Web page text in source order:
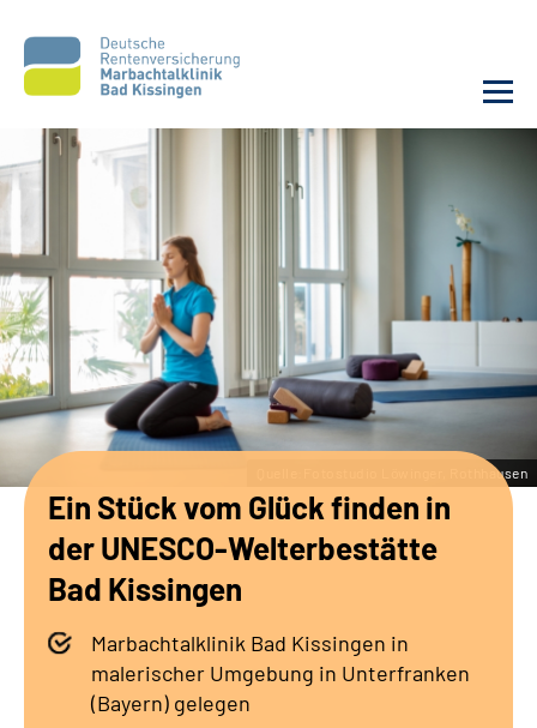
Unsere Klinik
Unsere Angebote
Service
Karriere
Sozialdienste & Zuweisende
Suche
Gebärdensprache
Ein Stück vom Glück finden in
der UNESCO-Welterbestätte
Bad Kissingen
Marbachtalklinik Bad Kissingen in
malerischer Umgebung in Unterfranken
(Bayern) gelegen
Quelle:Fotostudio Löwinger, Rothhausen